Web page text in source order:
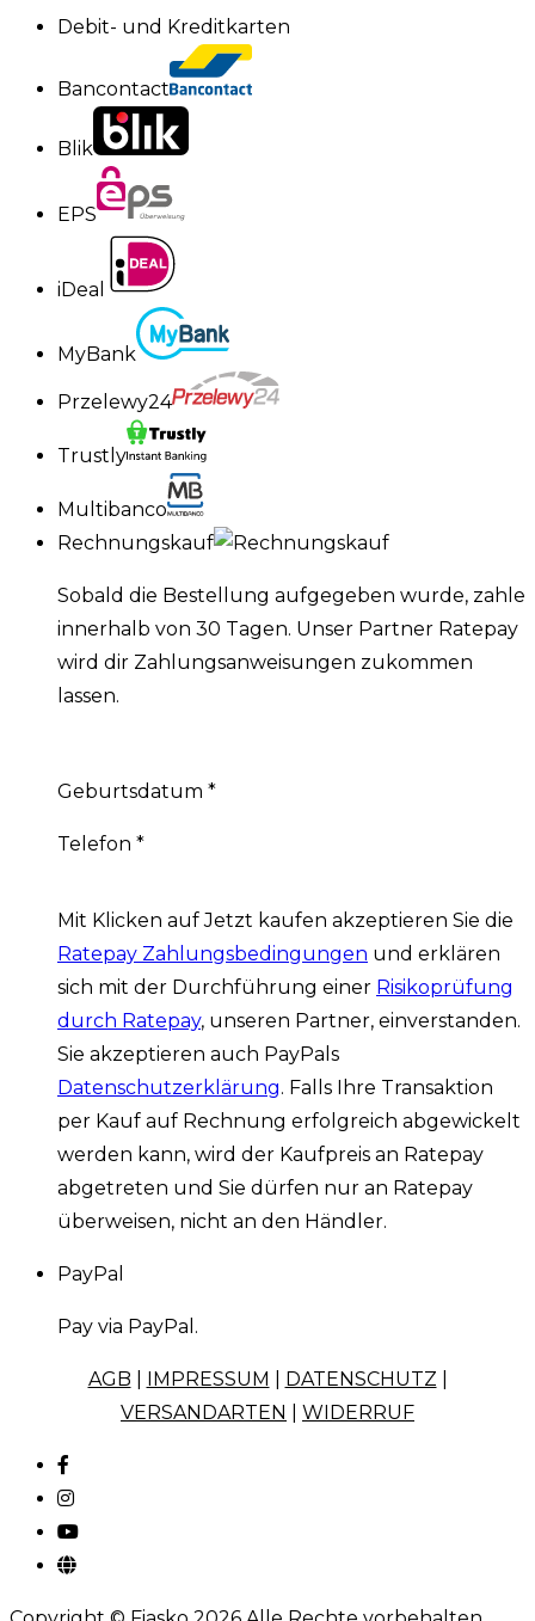
Debit- und Kreditkarten
Bancontact
Blik
EPS
iDeal
MyBank
Przelewy24
Trustly
Multibanco
Rechnungskauf
Sobald die Bestellung aufgegeben wurde, zahle
innerhalb von 30 Tagen. Unser Partner Ratepay
wird dir Zahlungsanweisungen zukommen
lassen.
Geburtsdatum *
Telefon *
Mit Klicken auf Jetzt kaufen akzeptieren Sie die
Ratepay Zahlungsbedingungen und erklären
sich mit der Durchführung einer Risikoprüfung
durch Ratepay, unseren Partner, einverstanden.
Sie akzeptieren auch PayPals
Datenschutzerklärung. Falls Ihre Transaktion
per Kauf auf Rechnung erfolgreich abgewickelt
werden kann, wird der Kaufpreis an Ratepay
abgetreten und Sie dürfen nur an Ratepay
überweisen, nicht an den Händler.
PayPal
Pay via PayPal.
AGB IMPRESSUM DATENSCHUTZ
VERSANDARTEN
WIDERRUF